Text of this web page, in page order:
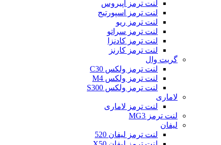
لنت ترمز اپیروس
لنت ترمز اسپورتیج
لنت ترمز ریو
لنت ترمز سراتو
لنت ترمز کادنزا
لنت ترمز کارنز
گریت وال
لنت ترمز ولکس C30
لنت ترمز ولکس M4
لنت ترمز ولکس S300
لاماری
لنت ترمز لاماری
لنت ترمز MG3
لیفان
لنت ترمز لیفان 520